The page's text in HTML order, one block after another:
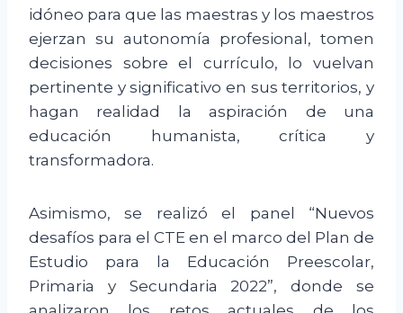
idóneo para que las maestras y los maestros
ejerzan su autonomía profesional, tomen
decisiones sobre el currículo, lo vuelvan
pertinente y significativo en sus territorios, y
hagan realidad la aspiración de una
educación humanista, crítica y
transformadora.
Asimismo, se realizó el panel “Nuevos
desafíos para el CTE en el marco del Plan de
Estudio para la Educación Preescolar,
Primaria y Secundaria 2022”, donde se